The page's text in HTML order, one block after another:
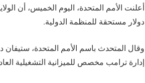
دولار مستحقة للمنظمة الدولية.
وقال المتحدث باسم الأمم المتحدة،
إدارة ترامب مخصص للميزانية التشغيلية